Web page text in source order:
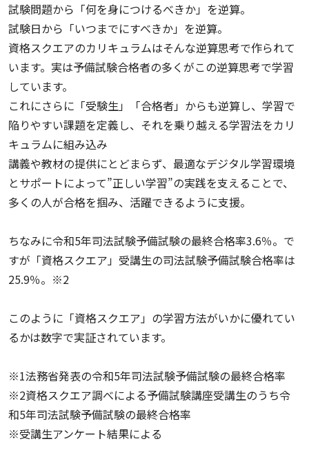
試験問題から「何を身につけるべきか」を逆算。
試験日から「いつまでにすべきか」を逆算。
資格スクエアのカリキュラムはそんな逆算思考で作られて
います。実は予備試験合格者の多くがこの逆算思考で学習
しています。
これにさらに「受験生」「合格者」からも逆算し、学習で
陥りやすい課題を定義し、それを乗り越える学習法をカリ
キュラムに組み込み
講義や教材の提供にとどまらず、最適なデジタル学習環境
とサポートによって”正しい学習”の実践を支えることで、
多くの人が合格を掴み、活躍できるように支援。
ちなみに令和5年司法試験予備試験の最終合格率3.6％。で
すが「資格スクエア」受講生の司法試験予備試験合格率は
25.9％。※2
このように「資格スクエア」の学習方法がいかに優れてい
るかは数字で実証されています。
※1法務省発表の令和5年司法試験予備試験の最終合格率
※2資格スクエア調べによる予備試験講座受講生のうち令
和5年司法試験予備試験の最終合格率
※受講生アンケート結果による